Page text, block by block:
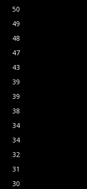
50
49
48
47
43
39
39
38
34
34
32
31
30